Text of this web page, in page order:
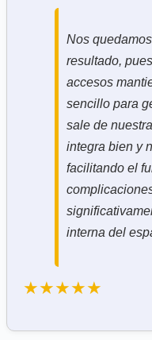
Nos
resultado,
accesos
sencillo para
sale de
integra bien y
facilitando el
interna del
★★★★★